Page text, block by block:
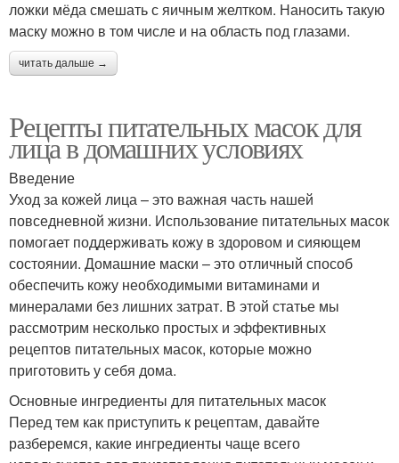
ложки мёда смешать с яичным желтком. Наносить такую
маску можно в том числе и на область под глазами.
читать дальше →
Рецепты питательных масок для
лица в домашних условиях
Введение
Уход за кожей лица – это важная часть нашей
повседневной жизни. Использование питательных масок
помогает поддерживать кожу в здоровом и сияющем
состоянии. Домашние маски – это отличный способ
обеспечить кожу необходимыми витаминами и
минералами без лишних затрат. В этой статье мы
рассмотрим несколько простых и эффективных
рецептов питательных масок, которые можно
приготовить у себя дома.
Основные ингредиенты для питательных масок
Перед тем как приступить к рецептам, давайте
разберемся, какие ингредиенты чаще всего